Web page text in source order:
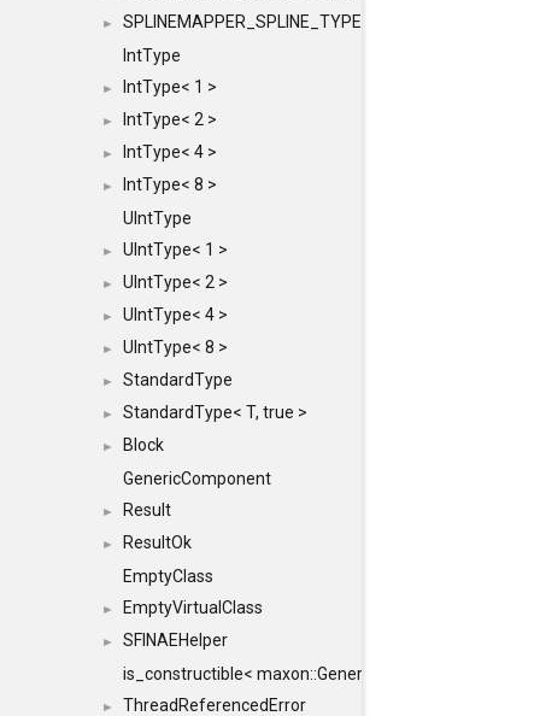
►
SPLINEMAPPER_SPLINE_TYPE
IntType
► IntType< 1 >
► IntType< 2 >
► IntType< 4 >
►
IntType< 8 >
UIntType
► UIntType< 1 >
► UIntType< 2 >
► UIntType< 4 >
► UIntType< 8 >
► StandardType
► StandardType< T, true >
►
Block
GenericComponent
► Result
►
ResultOk
EmptyClass
► EmptyVirtualClass
►
SFINAEHelper
is_constructible< maxon::Generic, const
► ThreadReferencedError